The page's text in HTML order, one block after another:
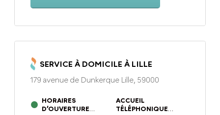
SERVICE À DOMICILE À LILLE
179 avenue de Dunkerque Lille, 59000
HORAIRES
D’OUVERTURE
ACCUEIL
TÉLÉPHONIQUE